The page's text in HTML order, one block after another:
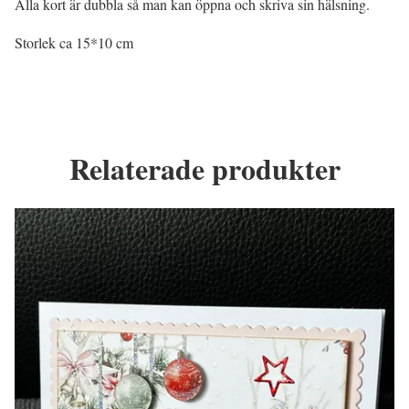
Alla kort är dubbla så man kan öppna och skriva sin hälsning.
Storlek ca 15*10 cm
Relaterade produkter